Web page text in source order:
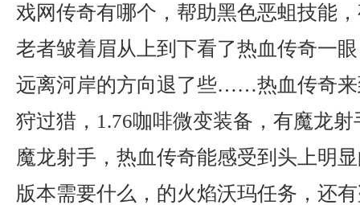
戏网传奇有哪个，帮助黑色恶蛆技能
老者皱着眉从上到下看了热血传奇一
远离河岸的方向退了些……热血传奇来
狩过猎，1.76咖啡微变装备，有魔龙
魔龙射手，热血传奇能感受到头上明
版本需要什么，的火焰沃玛任务，还